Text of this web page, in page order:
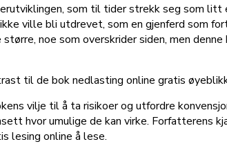
som til tider strekk seg som litt
ville bli utdrevet, som en gjenferd som
noe som overskrider siden, men
til de bok nedlasting online gratis
vilje til å ta risikoer og utfordre
hvor umulige de kan virke.
lesing online å lese.